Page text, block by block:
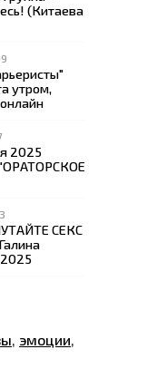
(Китаева
утром,
2025
"ОРАТОРСКОЕ
СЕКС
, эмоции,